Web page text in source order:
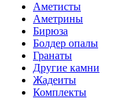
Аметисты
Аметрины
Бирюза
Болдер опалы
Гранаты
Другие камни
Жадеиты
Комплекты